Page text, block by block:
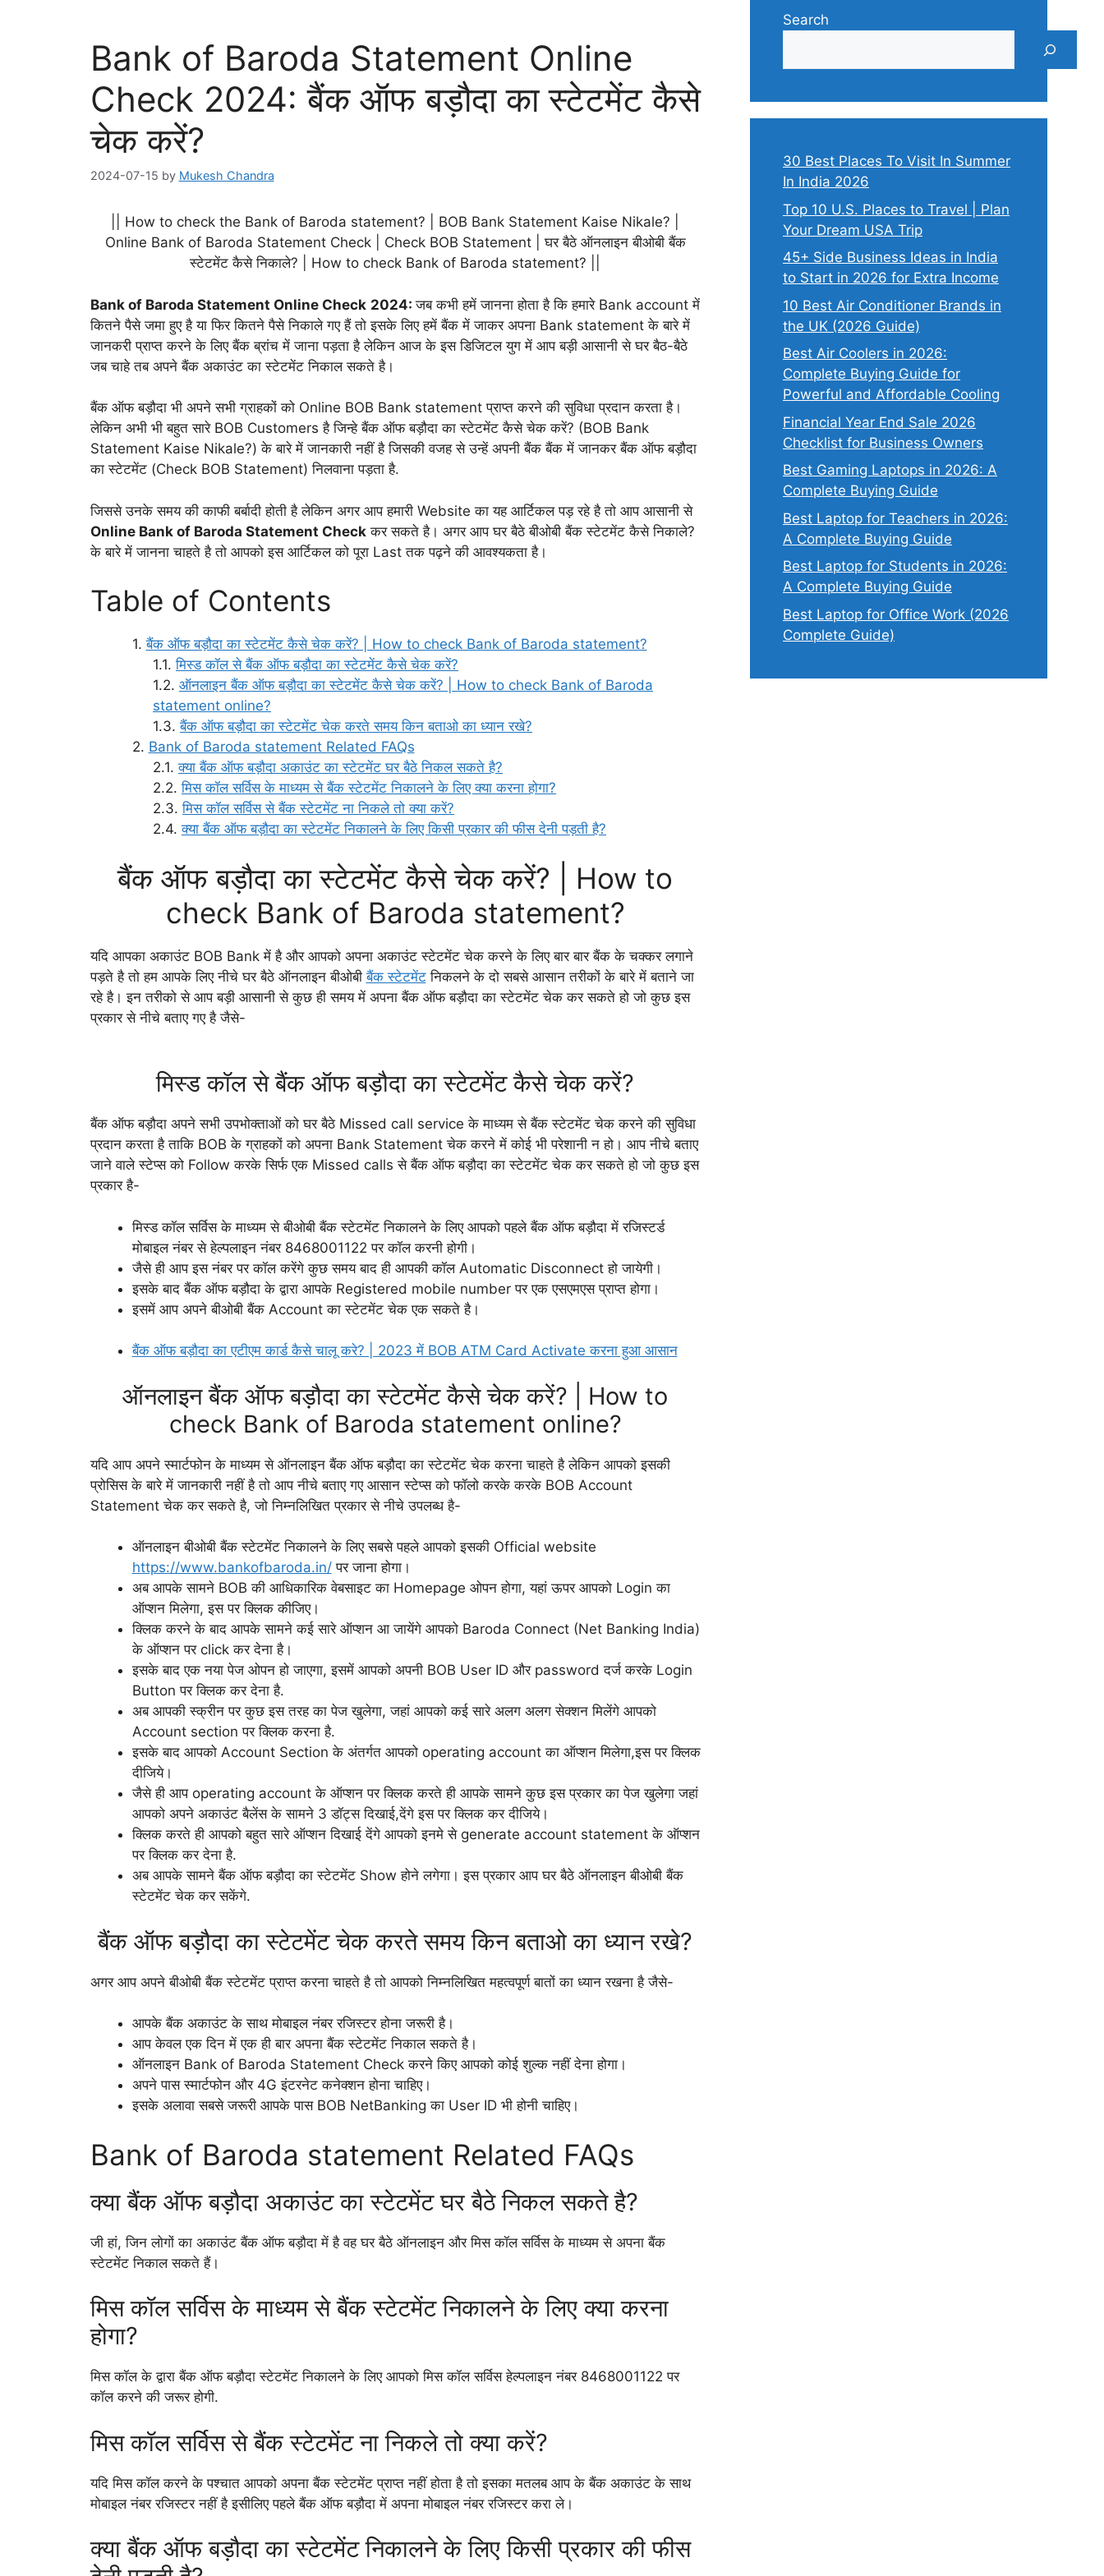
Bank of Baroda Statement Online
Check 2024: बैंक ऑफ बड़ौदा का स्टेटमेंट कैसे
चेक करें?
2024-07-15 by Mukesh Chandra
|| How to check the Bank of Baroda statement? | BOB Bank Statement Kaise Nikale? |
Online Bank of Baroda Statement Check | Check BOB Statement | घर बैठे ऑनलाइन बीओबी बैंक
स्टेटमेंट कैसे निकाले? | How to check Bank of Baroda statement? ||
Bank of Baroda Statement Online Check 2024:जब कभी हमें जानना होता है कि हमारे Bank account में
कितने पैसे जमा हुए है या फिर कितने पैसे निकाले गए हैं तो इसके लिए हमें बैंक में जाकर अपना Bank statement के बारे में
जानकरी प्राप्त करने के लिए बैंक ब्रांच में जाना पड़ता है लेकिन आज के इस डिजिटल युग में आप बड़ी आसानी से घर बैठ-बैठे
जब चाहे तब अपने बैंक अकाउंट का स्टेटमेंट निकाल सकते है।
बैंक ऑफ बड़ौदा भी अपने सभी ग्राहकों को Online BOB Bank statement प्राप्त करने की सुविधा प्रदान करता है।
लेकिन अभी भी बहुत सारे BOB Customers है जिन्हे बैंक ऑफ बड़ौदा का स्टेटमेंट कैसे चेक करें? (BOB Bank
Statement Kaise Nikale?) के बारे में जानकारी नहीं है जिसकी वजह से उन्हें अपनी बैंक बैंक में जानकर बैंक ऑफ बड़ौदा
का स्टेटमेंट (Check BOB Statement) निलवाना पड़ता है.
जिससे उनके समय की काफी बर्बादी होती है लेकिन अगर आप हमारी Website का यह आर्टिकल पड़ रहे है तो आप आसानी से
Online Bank of Baroda Statement Checkकर सकते है। अगर आप घर बैठे बीओबी बैंक स्टेटमेंट कैसे निकाले?
के बारे में जानना चाहते है तो आपको इस आर्टिकल को पूरा Last तक पढ़ने की आवश्यकता है।
Table of Contents
बैंक ऑफ बड़ौदा का स्टेटमेंट कैसे चेक करें? | How to check Bank of Baroda statement?
मिस्ड कॉल से बैंक ऑफ बड़ौदा का स्टेटमेंट कैसे चेक करें?
ऑनलाइन बैंक ऑफ बड़ौदा का स्टेटमेंट कैसे चेक करें? | How to check Bank of Baroda
statement online?
बैंक ऑफ बड़ौदा का स्टेटमेंट चेक करते समय किन बताओ का ध्यान रखे?
Bank of Baroda statement Related FAQs
क्या बैंक ऑफ बड़ौदा अकाउंट का स्टेटमेंट घर बैठे निकल सकते है?
मिस कॉल सर्विस के माध्यम से बैंक स्टेटमेंट निकालने के लिए क्या करना होगा?
मिस कॉल सर्विस से बैंक स्टेटमेंट ना निकले तो क्या करें?
क्या बैंक ऑफ बड़ौदा का स्टेटमेंट निकालने के लिए किसी प्रकार की फीस देनी पड़ती है?
बैंक ऑफ बड़ौदा का स्टेटमेंट कैसे चेक करें? | How to
check Bank of Baroda statement?
यदि आपका अकाउंट BOB Bank में है और आपको अपना अकाउंट स्टेटमेंट चेक करने के लिए बार बार बैंक के चक्कर लगाने
पड़ते है तो हम आपके लिए नीचे घर बैठे ऑनलाइन बीओबीबैंक स्टेटमेंटनिकलने के दो सबसे आसान तरीकों के बारे में बताने जा
रहे है। इन तरीको से आप बड़ी आसानी से कुछ ही समय में अपना बैंक ऑफ बड़ौदा का स्टेटमेंट चेक कर सकते हो जो कुछ इस
प्रकार से नीचे बताए गए है जैसे-
मिस्ड कॉल से बैंक ऑफ बड़ौदा का स्टेटमेंट कैसे चेक करें?
बैंक ऑफ बड़ौदा अपने सभी उपभोक्ताओं को घर बैठे Missed call service के माध्यम से बैंक स्टेटमेंट चेक करने की सुविधा
प्रदान करता है ताकि BOB के ग्राहकों को अपना Bank Statement चेक करने में कोई भी परेशानी न हो। आप नीचे बताए
जाने वाले स्टेप्स को Follow करके सिर्फ एक Missed calls से बैंक ऑफ बड़ौदा का स्टेटमेंट चेक कर सकते हो जो कुछ इस
प्रकार है-
मिस्ड कॉल सर्विस के माध्यम से बीओबी बैंक स्टेटमेंट निकालने के लिए आपको पहले बैंक ऑफ बड़ौदा में रजिस्टर्ड
मोबाइल नंबर से हेल्पलाइन नंबर 8468001122 पर कॉल करनी होगी।
जैसे ही आप इस नंबर पर कॉल करेंगे कुछ समय बाद ही आपकी कॉल Automatic Disconnect हो जायेगी।
इसके बाद बैंक ऑफ बड़ौदा के द्वारा आपके Registered mobile number पर एक एसएमएस प्राप्त होगा।
इसमें आप अपने बीओबी बैंक Account का स्टेटमेंट चेक एक सकते है।
बैंक ऑफ बड़ौदा का एटीएम कार्ड कैसे चालू करे? | 2023 में BOB ATM Card Activate करना हुआ आसान
ऑनलाइन बैंक ऑफ बड़ौदा का स्टेटमेंट कैसे चेक करें? | How to
check Bank of Baroda statement online?
यदि आप अपने स्मार्टफोन के माध्यम से ऑनलाइन बैंक ऑफ बड़ौदा का स्टेटमेंट चेक करना चाहते है लेकिन आपको इसकी
प्रोसिस के बारे में जानकारी नहीं है तो आप नीचे बताए गए आसान स्टेप्स को फॉलो करके करके BOB Account
Statement चेक कर सकते है, जो निम्नलिखित प्रकार से नीचे उपलब्ध है-
ऑनलाइन बीओबी बैंक स्टेटमेंट निकालने के लिए सबसे पहले आपको इसकी Official website
https://www.bankofbaroda.in/पर जाना होगा।
अब आपके सामने BOB की आधिकारिक वेबसाइट का Homepage ओपन होगा, यहां ऊपर आपको Login का
ऑप्शन मिलेगा, इस पर क्लिक कीजिए।
क्लिक करने के बाद आपके सामने कई सारे ऑप्शन आ जायेंगे आपको Baroda Connect (Net Banking India)
के ऑप्शन पर click कर देना है।
इसके बाद एक नया पेज ओपन हो जाएगा, इसमें आपको अपनी BOB User ID और password दर्ज करके Login
Button पर क्लिक कर देना है.
अब आपकी स्क्रीन पर कुछ इस तरह का पेज खुलेगा, जहां आपको कई सारे अलग अलग सेक्शन मिलेंगे आपको
Account section पर क्लिक करना है.
इसके बाद आपको Account Section के अंतर्गत आपको operating account का ऑप्शन मिलेगा,इस पर क्लिक
दीजिये।
जैसे ही आप operating account के ऑप्शन पर क्लिक करते ही आपके सामने कुछ इस प्रकार का पेज खुलेगा जहां
आपको अपने अकाउंट बैलेंस के सामने 3 डॉट्स दिखाई,देंगे इस पर क्लिक कर दीजिये।
क्लिक करते ही आपको बहुत सारे ऑप्शन दिखाई देंगे आपको इनमे से generate account statement के ऑप्शन
पर क्लिक कर देना है.
अब आपके सामने बैंक ऑफ बड़ौदा का स्टेटमेंट Show होने लगेगा। इस प्रकार आप घर बैठे ऑनलाइन बीओबी बैंक
स्टेटमेंट चेक कर सकेंगे.
बैंक ऑफ बड़ौदा का स्टेटमेंट चेक करते समय किन बताओ का ध्यान रखे?
अगर आप अपने बीओबी बैंक स्टेटमेंट प्राप्त करना चाहते है तो आपको निम्नलिखित महत्वपूर्ण बातों का ध्यान रखना है जैसे-
आपके बैंक अकाउंट के साथ मोबाइल नंबर रजिस्टर होना जरूरी है।
आप केवल एक दिन में एक ही बार अपना बैंक स्टेटमेंट निकाल सकते है।
ऑनलाइन Bank of Baroda Statement Check करने किए आपको कोई शुल्क नहीं देना होगा।
अपने पास स्मार्टफोन और 4G इंटरनेट कनेक्शन होना चाहिए।
इसके अलावा सबसे जरूरी आपके पास BOB NetBanking का User ID भी होनी चाहिए।
Bank of Baroda statement Related FAQs
क्या बैंक ऑफ बड़ौदा अकाउंट का स्टेटमेंट घर बैठे निकल सकते है?
जी हां, जिन लोगों का अकाउंट बैंक ऑफ बड़ौदा में है वह घर बैठे ऑनलाइन और मिस कॉल सर्विस के माध्यम से अपना बैंक
स्टेटमेंट निकाल सकते हैं।
मिस कॉल सर्विस के माध्यम से बैंक स्टेटमेंट निकालने के लिए क्या करना
होगा?
मिस कॉल के द्वारा बैंक ऑफ बड़ौदा स्टेटमेंट निकालने के लिए आपको मिस कॉल सर्विस हेल्पलाइन नंबर 8468001122 पर
कॉल करने की जरूर होगी.
मिस कॉल सर्विस से बैंक स्टेटमेंट ना निकले तो क्या करें?
यदि मिस कॉल करने के पश्चात आपको अपना बैंक स्टेटमेंट प्राप्त नहीं होता है तो इसका मतलब आप के बैंक अकाउंट के साथ
मोबाइल नंबर रजिस्टर नहीं है इसीलिए पहले बैंक ऑफ बड़ौदा में अपना मोबाइल नंबर रजिस्टर करा ले।
क्या बैंक ऑफ बड़ौदा का स्टेटमेंट निकालने के लिए किसी प्रकार की फीस
Search
30 Best Places To Visit In Summer
In India 2026
Top 10 U.S. Places to Travel | Plan
Your Dream USA Trip
45+ Side Business Ideas in India
to Start in 2026 for Extra Income
10 Best Air Conditioner Brands in
the UK (2026 Guide)
Best Air Coolers in 2026:
Complete Buying Guide for
Powerful and Affordable Cooling
Financial Year End Sale 2026
Checklist for Business Owners
Best Gaming Laptops in 2026: A
Complete Buying Guide
Best Laptop for Teachers in 2026:
A Complete Buying Guide
Best Laptop for Students in 2026:
A Complete Buying Guide
Best Laptop for Office Work (2026
Complete Guide)